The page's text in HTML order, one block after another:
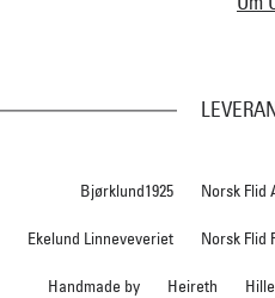
Bjørklund1925 Norsk Flid
Ekelund Linneveveriet Norsk Flid
Handmade by Heireth